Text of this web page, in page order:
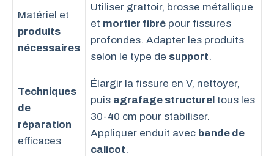
Matériel et
produits
nécessaires
Utiliser grattoir, brosse métallique
et mortier fibré pour fissures
profondes. Adapter les produits
selon le type de support.
Techniques
de
réparation
efficaces
Élargir la fissure en V, nettoyer,
puis agrafage structurel tous les
30-40 cm pour stabiliser.
Appliquer enduit avec bande de
calicot.